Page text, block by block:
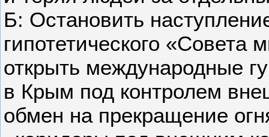
Б: Остановить
гипотетического «Совета
открыть международные
в Крым под контролем
обмен на прекращение